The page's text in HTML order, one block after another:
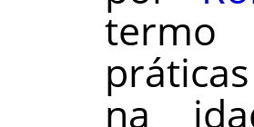
termo
na